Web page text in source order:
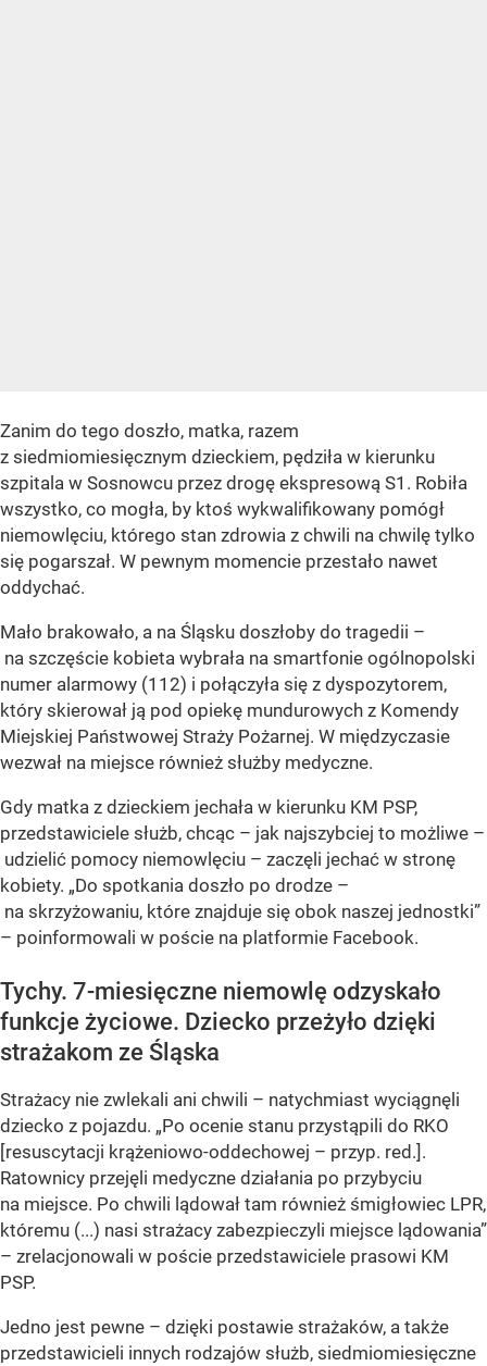
Zanim do tego doszło, matka, razem
z siedmiomiesięcznym dzieckiem, pędziła w kierunku
szpitala w Sosnowcu przez drogę ekspresową S1. Robiła
wszystko, co mogła, by ktoś wykwalifikowany pomógł
niemowlęciu, którego stan zdrowia z chwili na chwilę tylko
się pogarszał. W pewnym momencie przestało nawet
oddychać.
Mało brakowało, a na Śląsku doszłoby do tragedii –
na szczęście kobieta wybrała na smartfonie ogólnopolski
numer alarmowy (112) i połączyła się z dyspozytorem,
który skierował ją pod opiekę mundurowych z Komendy
Miejskiej Państwowej Straży Pożarnej. W międzyczasie
wezwał na miejsce również służby medyczne.
Gdy matka z dzieckiem jechała w kierunku KM PSP,
przedstawiciele służb, chcąc – jak najszybciej to możliwe –
udzielić pomocy niemowlęciu – zaczęli jechać w stronę
kobiety. „Do spotkania doszło po drodze –
na skrzyżowaniu, które znajduje się obok naszej jednostki”
– poinformowali w poście na platformie Facebook.
Tychy. 7-miesięczne niemowlę odzyskało
funkcje życiowe. Dziecko przeżyło dzięki
strażakom ze Śląska
Strażacy nie zwlekali ani chwili – natychmiast wyciągnęli
dziecko z pojazdu. „Po ocenie stanu przystąpili do RKO
[resuscytacji krążeniowo-oddechowej – przyp. red.].
Ratownicy przejęli medyczne działania po przybyciu
na miejsce. Po chwili lądował tam również śmigłowiec LPR,
któremu (...) nasi strażacy zabezpieczyli miejsce lądowania”
– zrelacjonowali w poście przedstawiciele prasowi KM
PSP.
Jedno jest pewne – dzięki postawie strażaków, a także
przedstawicieli innych rodzajów służb, siedmiomiesięczne